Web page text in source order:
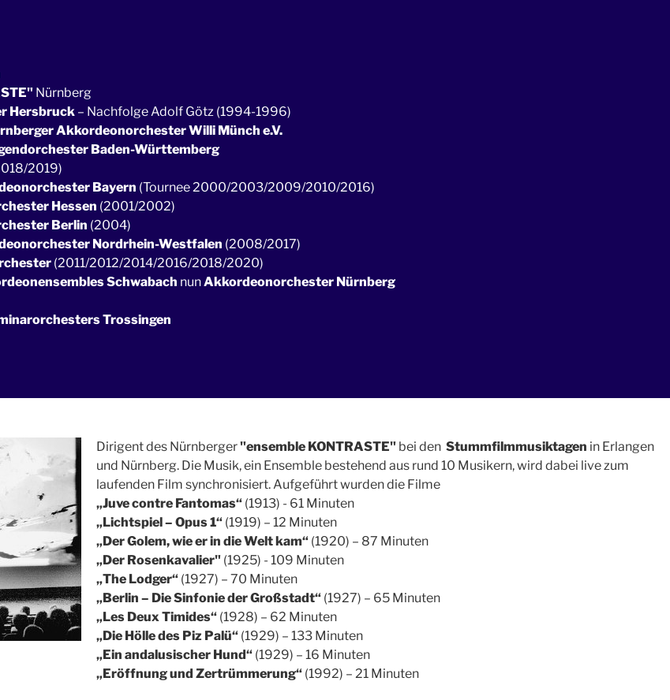
Nürnberg
Hersbruck – Nachfolge Adolf Götz (1994-1996)
Akkordeonorchester Willi Münch e.V.
Baden-Württemberg
2019)
Bayern (Tournee 2000/2003/2009/2010/2016)
Hessen (2001/2002)
Berlin (2004)
Nordrhein-Westfalen (2008/2017)
(2011/2012/2014/2016/2018/2020)
Schwabach nunAkkordeonorchester Nürnberg
Trossingen
Dirigent des Nürnberger"ensemble KONTRASTE"bei den Stummfilmmusiktagen in Erlangen
und Nürnberg. Die Musik, ein Ensemble bestehend aus rund 10 Musikern, wird dabei live zum
laufenden Film synchronisiert. Aufgeführt wurden die Filme
„Juve contre Fantomas“(1913) - 61 Minuten
„Lichtspiel – Opus 1“(1919) – 12 Minuten
„Der Golem, wie er in die Welt kam“(1920) – 87 Minuten
„Der Rosenkavalier"(1925) - 109 Minuten
„The Lodger“(1927) – 70 Minuten
„Berlin – Die Sinfonie der Großstadt“(1927) – 65 Minuten
„Les Deux Timides“(1928) – 62 Minuten
„Die Hölle des Piz Palü“(1929) – 133 Minuten
„Ein andalusischer Hund“(1929) – 16 Minuten
„Eröffnung und Zertrümmerung“(1992) – 21 Minuten